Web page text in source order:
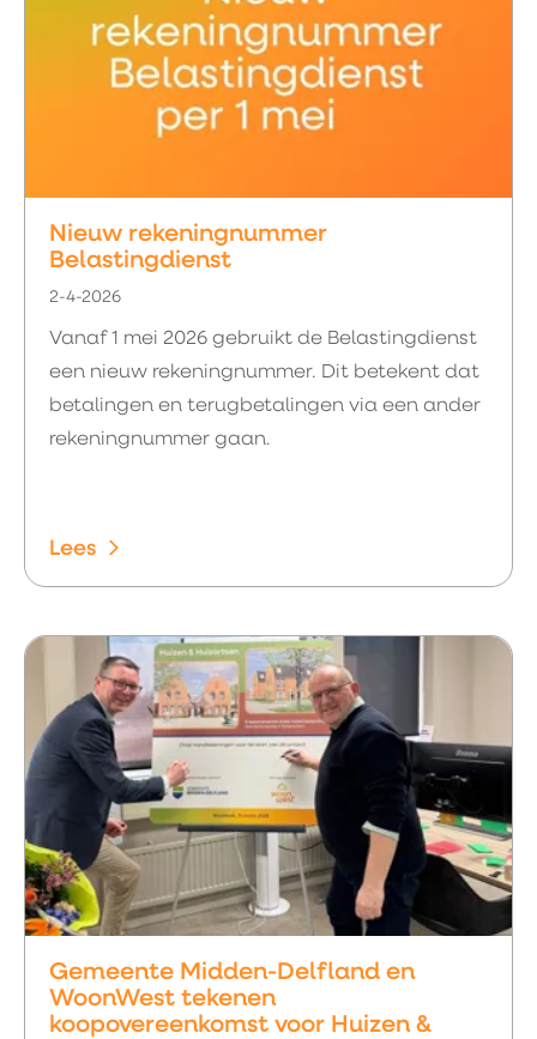
Nieuw rekeningnummer
Belastingdienst
2-4-2026
Vanaf 1 mei 2026 gebruikt de Belastingdienst
een nieuw rekeningnummer. Dit betekent dat
betalingen en terugbetalingen via een ander
rekeningnummer gaan.
Lees
Gemeente Midden-Delfland en
WoonWest tekenen
koopovereenkomst voor Huizen &